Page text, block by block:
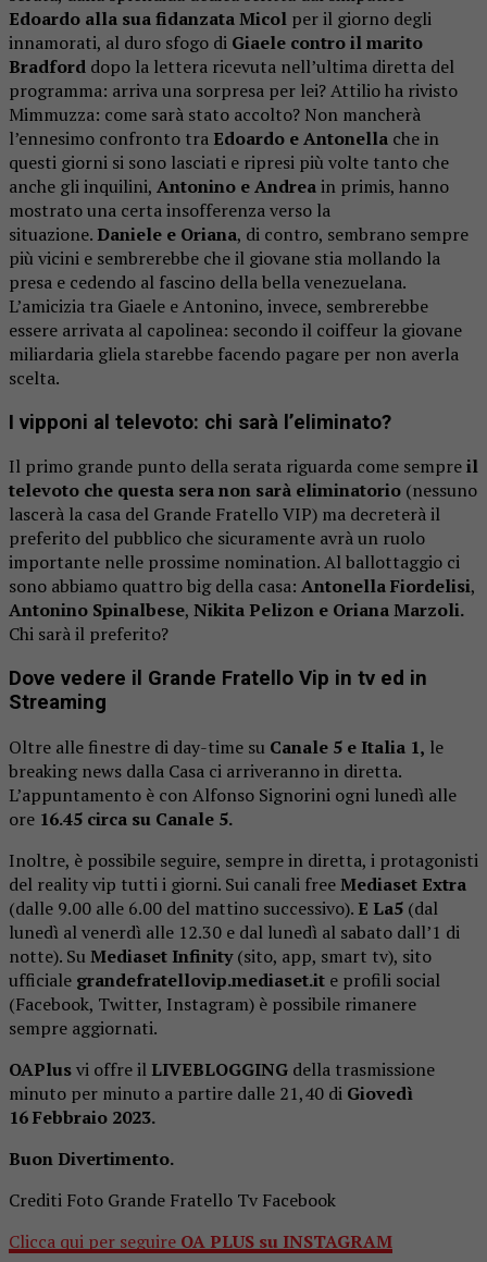
Edoardo alla sua fidanzata Micol per il giorno degli
innamorati, al duro sfogo di Giaele contro il marito
Bradford dopo la lettera ricevuta nell’ultima diretta del
programma: arriva una sorpresa per lei? Attilio ha rivisto
Mimmuzza: come sarà stato accolto? Non mancherà
l’ennesimo confronto tra Edoardo e Antonella che in
questi giorni si sono lasciati e ripresi più volte tanto che
anche gli inquilini, Antonino e Andreain primis, hanno
mostrato una certa insofferenza verso la
situazione. Daniele e Oriana, di contro, sembrano sempre
più vicini e sembrerebbe che il giovane stia mollando la
presa e cedendo al fascino della bella venezuelana.
L’amicizia tra Giaele e Antonino, invece, sembrerebbe
essere arrivata al capolinea: secondo il coiffeur la giovane
miliardaria gliela starebbe facendo pagare per non averla
scelta.
I vipponi al televoto: chi sarà l’eliminato?
Il primo grande punto della serata riguarda come sempreil
televoto che questa sera non sarà eliminatorio (nessuno
lascerà la casa del Grande Fratello VIP) ma decreterà il
preferito del pubblico che sicuramente avrà un ruolo
importante nelle prossime nomination. Al ballottaggio ci
sono abbiamo quattro big della casa: Antonella Fiordelisi,
Antonino Spinalbese, Nikita Pelizon e Oriana Marzoli.
Chi sarà il preferito?
Dove vedere il Grande Fratello Vip in tv ed in
Streaming
Oltre alle finestre di day-time su Canale 5 e Italia 1, le
breaking news dalla Casa ci arriveranno in diretta.
L’appuntamento è con Alfonso Signorini ogni lunedì alle
ore 16.45 circa su Canale 5.
Inoltre, è possibile seguire, sempre in diretta, i protagonisti
del reality vip tutti i giorni. Sui canali freeMediaset Extra
(dalle 9.00 alle 6.00 del mattino successivo). E La5 (dal
lunedì al venerdì alle 12.30 e dal lunedì al sabato dall’1 di
notte). Su Mediaset Infinity(sito, app, smart tv), sito
ufficiale grandefratellovip.mediaset.it e profili social
(Facebook, Twitter, Instagram) è possibile rimanere
sempre aggiornati.
OAPlusvi offre il LIVEBLOGGING della trasmissione
minuto per minuto a partire dalle 21,40 di Giovedì
16Febbraio 2023.
Buon Divertimento.
Crediti Foto Grande Fratello Tv Facebook
Clicca qui per seguire OA PLUS su INSTAGRAM